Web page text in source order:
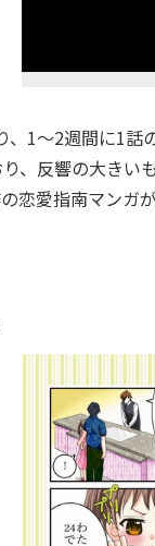
1～2週間に1話
、反響の大き
恋愛指南マンガ